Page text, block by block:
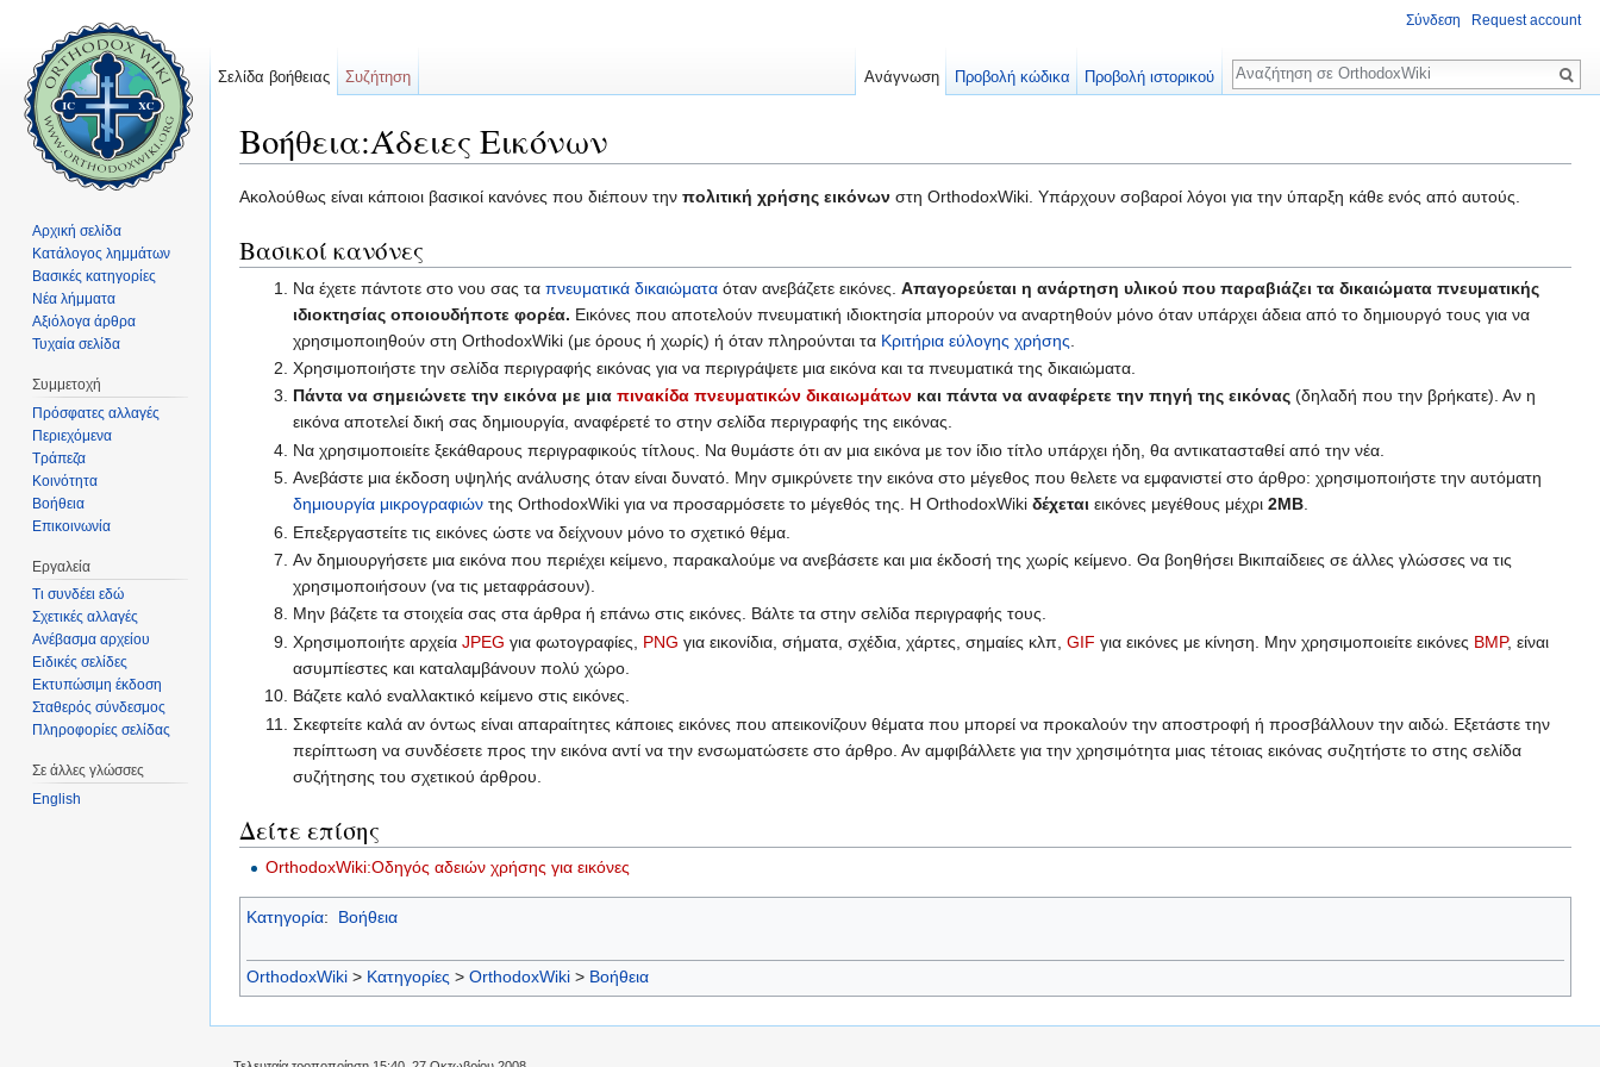
Βοήθεια:Άδειες Εικόνων
Ακολούθως είναι κάποιοι βασικοί κανόνες που διέπουν την πολιτική χρήσης εικόνων στη OrthodoxWiki. Υπάρχουν σοβαροί λόγοι για την ύπαρξη κάθε ενός από αυτούς.
Βασικοί κανόνες
Να έχετε πάντοτε στο νου σας τα πνευματικά δικαιώματαόταν ανεβάζετε εικόνες. Απαγορεύεται η ανάρτηση υλικού που παραβιάζει τα δικαιώματα πνευματικής
ιδιοκτησίας οποιουδήποτε φορέα. Εικόνες που αποτελούν πνευματική ιδιοκτησία μπορούν να αναρτηθούν μόνο όταν υπάρχει άδεια από το δημιουργό τους για να
χρησιμοποιηθούν στη OrthodoxWiki (με όρους ή χωρίς) ή όταν πληρούνται τα Κριτήρια εύλογης χρήσης
Χρησιμοποιήστε την σελίδα περιγραφής εικόνας για να περιγράψετε μια εικόνα και τα πνευματικά της δικαιώματα.
Πάντα να σημειώνετε την εικόνα με μια πινακίδα πνευματικών δικαιωμάτωνκαι πάντα να αναφέρετε την πηγή της εικόνας(δηλαδή που την βρήκατε). Αν η
εικόνα αποτελεί δική σας δημιουργία, αναφέρετέ το στην σελίδα περιγραφής της εικόνας.
Να χρησιμοποιείτε ξεκάθαρους περιγραφικούς τίτλους. Να θυμάστε ότι αν μια εικόνα με τον ίδιο τίτλο υπάρχει ήδη, θα αντικατασταθεί από την νέα.
Ανεβάστε μια έκδοση υψηλής ανάλυσης όταν είναι δυνατό. Μην σμικρύνετε την εικόνα στο μέγεθος που θελετε να εμφανιστεί στο άρθρο: χρησιμοποιήστε την αυτόματη
δημιουργία μικρογραφιώντης OrthodoxWiki για να προσαρμόσετε το μέγεθός της. Η OrthodoxWiki δέχεταιεικόνες μεγέθους μέχρι 2MB.
Επεξεργαστείτε τις εικόνες ώστε να δείχνουν μόνο το σχετικό θέμα.
Αν δημιουργήσετε μια εικόνα που περιέχει κείμενο, παρακαλούμε να ανεβάσετε και μια έκδοσή της χωρίς κείμενο. Θα βοηθήσει Βικιπαίδειες σε άλλες γλώσσες να τις
χρησιμοποιήσουν (να τις μεταφράσουν).
Μην βάζετε τα στοιχεία σας στα άρθρα ή επάνω στις εικόνες. Βάλτε τα στην σελίδα περιγραφής τους.
Χρησιμοποιήτε αρχεία JPEG για φωτογραφίες, PNG για εικονίδια, σήματα, σχέδια, χάρτες, σημαίες κλπ, GIF για εικόνες με κίνηση. Μην χρησιμοποιείτε εικόνες BMP, είναι
ασυμπίεστες και καταλαμβάνουν πολύ χώρο.
Βάζετε καλό εναλλακτικό κείμενο στις εικόνες.
Σκεφτείτε καλά αν όντως είναι απαραίτητες κάποιες εικόνες που απεικονίζουν θέματα που μπορεί να προκαλούν την αποστροφή ή προσβάλλουν την αιδώ. Εξετάστε την
περίπτωση να συνδέσετε προς την εικόνα αντί να την ενσωματώσετε στο άρθρο. Αν αμφιβάλλετε για την χρησιμότητα μιας τέτοιας εικόνας συζητήστε το στης σελίδα
συζήτησης του σχετικού άρθρου.
Δείτε επίσης
OrthodoxWiki:Οδηγός αδειών χρήσης για εικόνες
Κατηγορία: Βοήθεια
OrthodoxWiki > Κατηγορίες > OrthodoxWiki > Βοήθεια
Σύνδεση Request account
Σελίδα βοήθειας Συζήτηση Ανάγνωση Προβολή κώδικα Προβολή ιστορικού
Αναζήτηση
Αρχική σελίδα
Κατάλογος λημμάτων
Βασικές κατηγορίες
Νέα λήμματα
Αξιόλογα άρθρα
Τυχαία σελίδα
Συμμετοχή
Πρόσφατες αλλαγές
Περιεχόμενα
Τράπεζα
Κοινότητα
Βοήθεια
Επικοινωνία
Εργαλεία
Τι συνδέει εδώ
Σχετικές αλλαγές
Ανέβασμα αρχείου
Ειδικές σελίδες
Εκτυπώσιμη έκδοση
Σταθερός σύνδεσμος
Πληροφορίες σελίδας
Σε άλλες γλώσσες
English